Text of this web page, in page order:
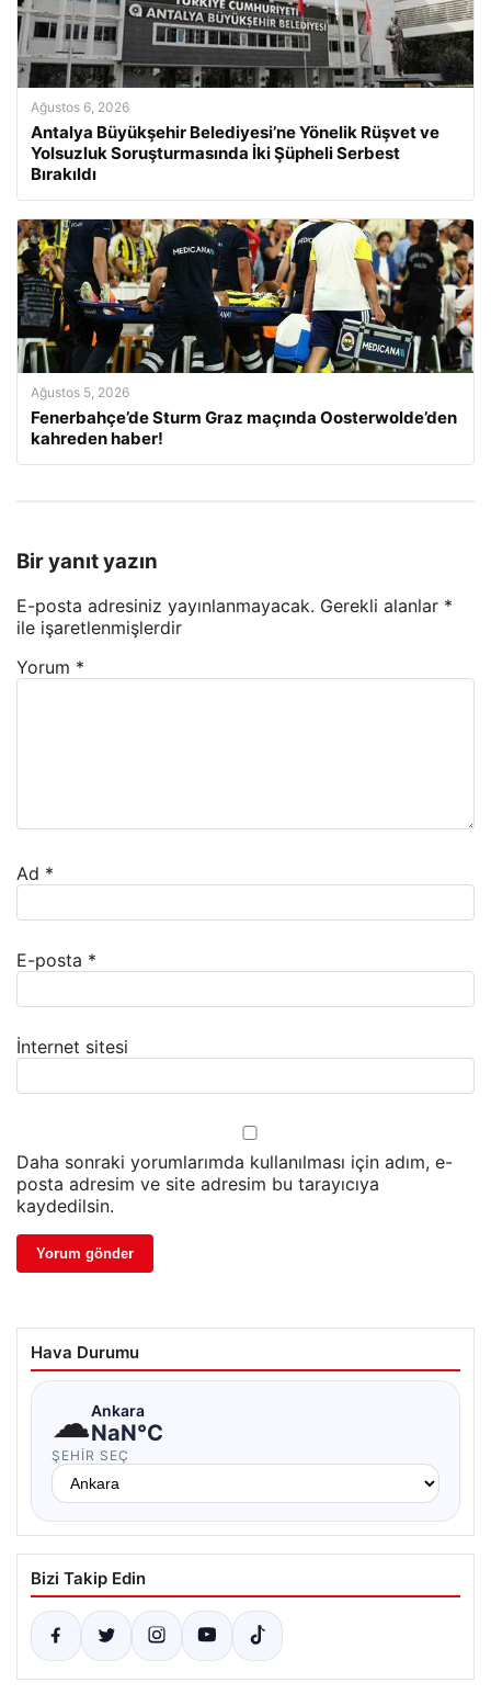
Ağustos 6, 2026
Antalya Büyükşehir Belediyesi’ne Yönelik Rüşvet ve
Yolsuzluk Soruşturmasında İki Şüpheli Serbest
Bırakıldı
Ağustos 5, 2026
Fenerbahçe’de Sturm Graz maçında Oosterwolde’den
kahreden haber!
Bir yanıt yazın
E-posta adresiniz yayınlanmayacak. Gerekli alanlar *
ile işaretlenmişlerdir
Yorum *
Ad *
E-posta *
İnternet sitesi
Daha sonraki yorumlarımda kullanılması için adım, e-
posta adresim ve site adresim bu tarayıcıya
kaydedilsin.
Hava Durumu
☁Ankara
NaN°C
ŞEHIR SEÇ
Bizi Takip Edin